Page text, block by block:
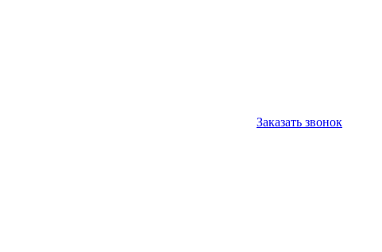
Заказать звонок